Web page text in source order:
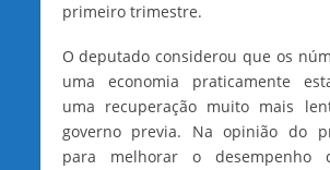
primeiro trimestre.
O deputado considerou que os
uma economia praticamente
uma recuperação muito mais
governo previa. Na opinião do
para melhorar o desempenho